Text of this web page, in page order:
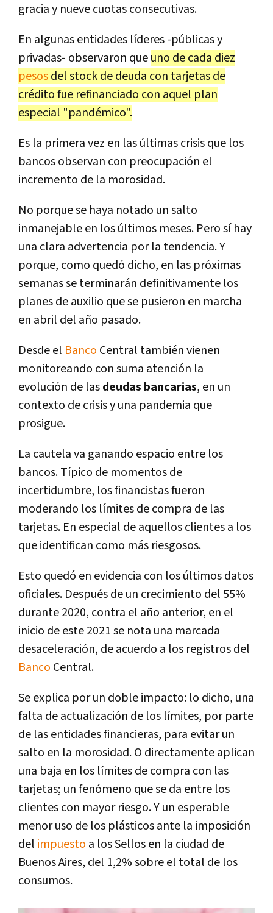
gracia y nueve cuotas consecutivas.
En algunas entidades líderes -públicas y
privadas- observaron queuno de cada diez
pesosdel stock de deuda con tarjetas de
crédito fue refinanciado con aquel plan
especial "pandémico".
Es la primera vez en las últimas crisis que los
bancos observan con preocupación el
incremento de la morosidad.
No porque se haya notado un salto
inmanejable en los últimos meses. Pero sí hay
una clara advertencia por la tendencia. Y
porque, como quedó dicho, en las próximas
semanas se terminarán definitivamente los
planes de auxilio que se pusieron en marcha
en abril del año pasado.
Desde el Banco Central también vienen
monitoreando con suma atención la
evolución de lasdeudas bancarias, en un
contexto de crisis y una pandemia que
prosigue.
La cautela va ganando espacio entre los
bancos. Típico de momentos de
incertidumbre, los financistas fueron
moderando los límites de compra de las
tarjetas. En especial de aquellos clientes a los
que identifican como más riesgosos.
Esto quedó en evidencia con los últimos datos
oficiales. Después de un crecimiento del 55%
durante 2020, contra el año anterior, en el
inicio de este 2021 se nota una marcada
desaceleración, de acuerdo a los registros del
Banco Central.
Se explica por un doble impacto: lo dicho, una
falta de actualización de los límites, por parte
de las entidades financieras, para evitar un
salto en la morosidad. O directamente aplican
una baja en los límites de compra con las
tarjetas; un fenómeno que se da entre los
clientes con mayor riesgo. Y un esperable
menor uso de los plásticos ante la imposición
del impuesto a los Sellos en la ciudad de
Buenos Aires, del 1,2% sobre el total de los
consumos.